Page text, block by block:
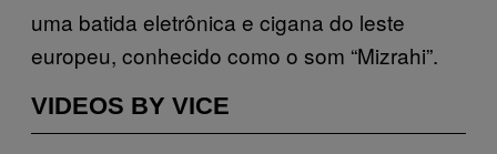
uma batida eletrônica e cigana do leste
europeu, conhecido como o som “Mizrahi”.
VIDEOS BY VICE